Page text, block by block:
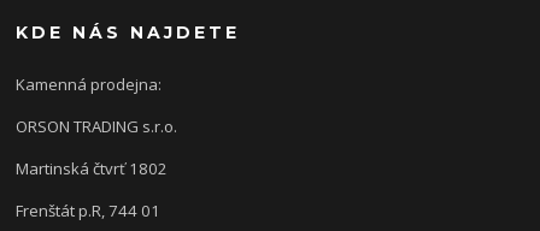
KDE NÁS NAJDETE
Kamenná prodejna:
ORSON TRADING s.r.o.
Martinská čtvrť 1802
Frenštát p.R, 744 01